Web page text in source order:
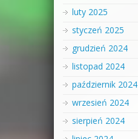
luty 2025
styczeń 2025
grudzień 2024
listopad 2024
październik 2024
wrzesień 2024
sierpień 2024